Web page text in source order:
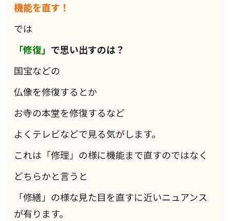
機能を直す！
では
「修復」 で思い出すのは？
国宝などの
仏像を修復するとか
お寺の本堂を修復するなど
よくテレビなどで見る気がします。
これは「修理」の様に機能まで直すのではなく
どちらかと言うと
「修繕」の様な見た目を直すに近いニュアンス
が有ります。